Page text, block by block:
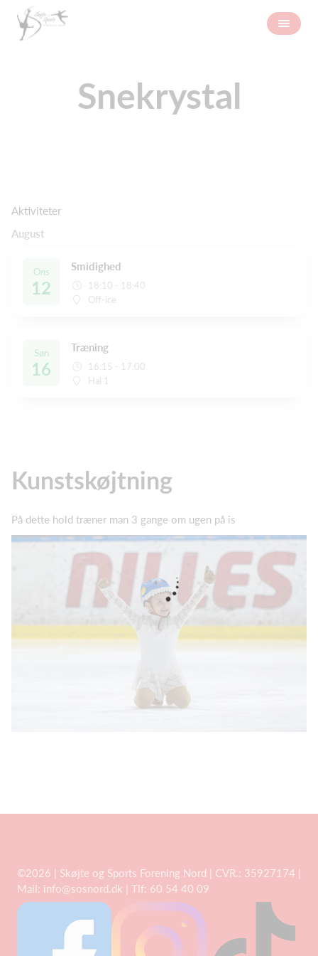
Snekrystal
Aktiviteter
August
Ons
12
Smidighed
18:10 - 18:40
Off-ice
Søn
16
Træning
16:15 - 17:00
Hal 1
Kunstskøjtning
På dette hold træner man 3 gange om ugen på is
©2026 | Skøjte og Sports Forening Nord | CVR.: 35927174 |
Mail: info@sosnord.dk | Tlf: 60 54 40 09